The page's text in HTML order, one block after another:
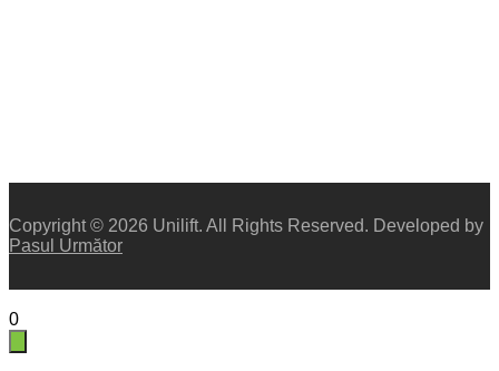
Copyright © 2026 Unilift. All Rights Reserved. Developed by
Pasul Următor
0